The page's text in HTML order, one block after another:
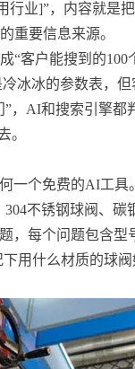
业]”，内容就是
重要信息来源。
客户能搜到的100
冰冰的参数表，
，AI和搜索引擎
。
一个免费的AI工具。
不锈钢球阀、
，每个问题包含
用什么材质的球